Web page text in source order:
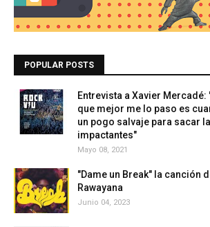
POPULAR POSTS
Entrevista a Xavier Mercadé:
que mejor me lo paso es
un pogo salvaje para sacar
impactantes"
Mayo 08, 2021
"Dame un Break" la canción
Rawayana
Junio 04, 2023